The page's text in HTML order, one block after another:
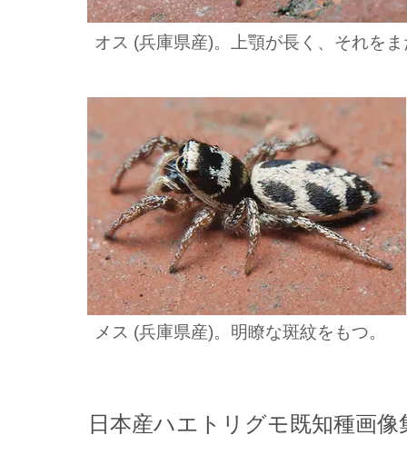
オス (兵庫県産)。上顎が長く、それを
メス (兵庫県産)。明瞭な斑紋をもつ。
日本産ハエトリグモ既知種画像